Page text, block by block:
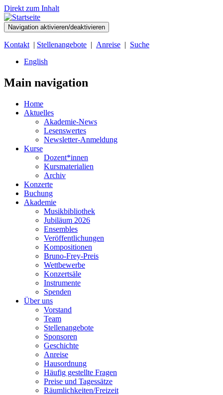
Direkt zum Inhalt
Navigation aktivieren/deaktivieren
Kontakt | Stellenangebote | Anreise | Suche
English
Main navigation
Home
Aktuelles
Akademie-News
Lesenswertes
Newsletter-Anmeldung
Kurse
Dozent*innen
Kursmaterialien
Archiv
Konzerte
Buchung
Akademie
Musikbibliothek
Jubiläum 2026
Ensembles
Veröffentlichungen
Kompositionen
Bruno-Frey-Preis
Wettbewerbe
Konzertsäle
Instrumente
Spenden
Über uns
Vorstand
Team
Stellenangebote
Sponsoren
Geschichte
Anreise
Hausordnung
Häufig gestellte Fragen
Preise und Tagessätze
Räumlichkeiten/Freizeit